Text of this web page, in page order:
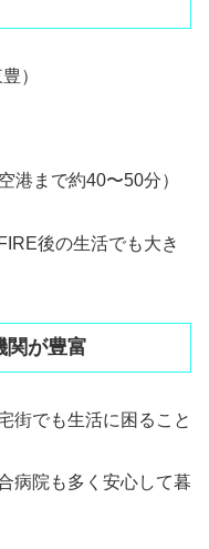
）
港まで約40〜50分）
後の生活でも大き
関が豊富
街でも生活に困ること
病院も多く安心して暮